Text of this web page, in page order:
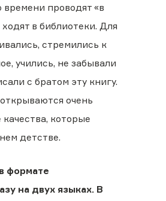
времени проводят «в
в библиотеки. Для
стремились к
учились, не забывали
с братом эту книгу.
очень
которые
детстве.
формате
на двух языках. В